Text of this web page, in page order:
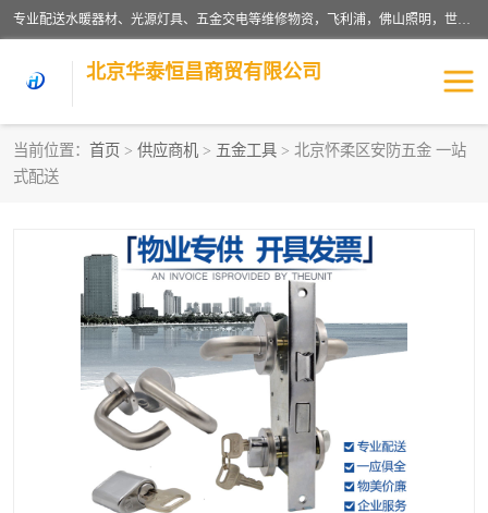
专业配送水暖器材、光源灯具、五金交电等维修物资，飞利浦，佛山照明，世达，博世，九牧，特陶等各产品涉及国内外知名品牌。公司专注与物业、学校、酒店、工厂等单位合作，提供一站式配送服务，降低客户综合成本。依托电子商务改变传统模式，以专业的团队为客户提供24H物资配送到达，货到月结、统一开票，便捷退换等服务，提高了企业的运营效率。
北京华泰恒昌商贸有限公司
当前位置： 首页 > 供应商机 > 五金工具 > 北京怀柔区安防五金 一站
式配送
水暖阀门
涂料辅材